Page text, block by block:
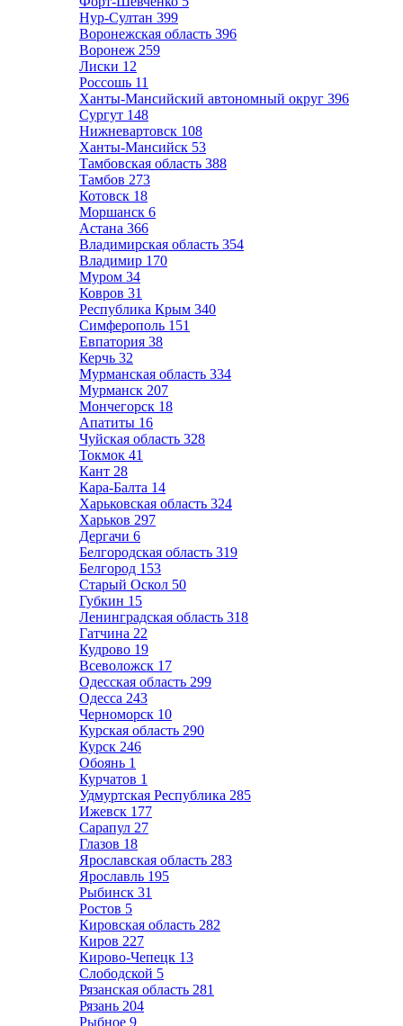
Нур-Султан 399
Воронежская область 396
Воронеж 259
Лиски 12
Россошь 11
Ханты-Мансийский автономный округ 396
Сургут 148
Нижневартовск 108
Ханты-Мансийск 53
Тамбовская область 388
Тамбов 273
Котовск 18
Моршанск 6
Астана 366
Владимирская область 354
Владимир 170
Муром 34
Ковров 31
Республика Крым 340
Симферополь 151
Евпатория 38
Керчь 32
Мурманская область 334
Мурманск 207
Мончегорск 18
Апатиты 16
Чуйская область 328
Токмок 41
Кант 28
Кара-Балта 14
Харьковская область 324
Харьков 297
Дергачи 6
Белгородская область 319
Белгород 153
Старый Оскол 50
Губкин 15
Ленинградская область 318
Гатчина 22
Кудрово 19
Всеволожск 17
Одесская область 299
Одесса 243
Черноморск 10
Курская область 290
Курск 246
Обоянь 1
Курчатов 1
Удмуртская Республика 285
Ижевск 177
Сарапул 27
Глазов 18
Ярославская область 283
Ярославль 195
Рыбинск 31
Ростов 5
Кировская область 282
Киров 227
Кирово-Чепецк 13
Слободской 5
Рязанская область 281
Рязань 204
Рыбное 9